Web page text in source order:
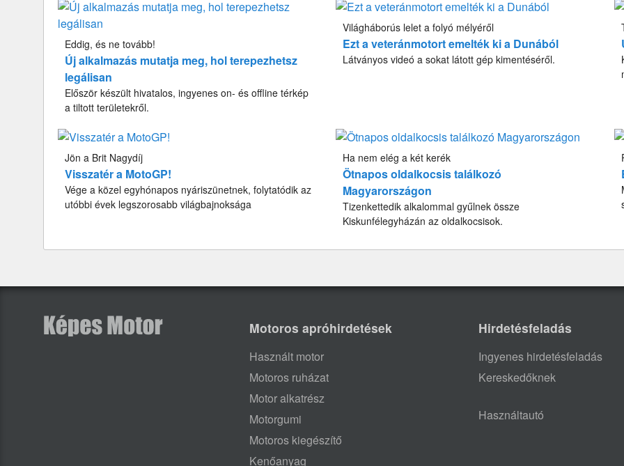
Eddig, és ne tovább!
Új alkalmazás mutatja meg, hol terepezhetsz
legálisan
Először készült hivatalos, ingyenes on- és offline térkép
a tiltott területekről.
Világháborús lelet a folyó mélyéről
Ezt a veteránmotort emelték ki a Dunából
Látványos videó a sokat látott gép kimentéséről.
Jön a Brit Nagydíj
Visszatér a MotoGP!
Vége a közel egyhónapos nyáriszünetnek, folytatódik az
utóbbi évek legszorosabb világbajnoksága
Ha nem elég a két kerék
Ötnapos oldalkocsis találkozó
Magyarországon
Tizenkettedik alkalommal gyűlnek össze
Kiskunfélegyházán az oldalkocsisok.
Motoros apróhirdetések
Használt motor
Motoros ruházat
Motor alkatrész
Motorgumi
Motoros kiegészítő
Kenőanyag
Hirdetésfeladás
Ingyenes hirdetésfeladás
Kereskedőknek
Használtautó